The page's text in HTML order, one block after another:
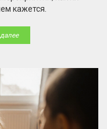
кажется.